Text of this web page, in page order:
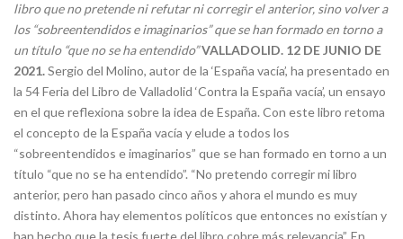
libro que no pretende ni refutar ni corregir el anterior, sino volver a
los “sobreentendidos e imaginarios” que se han formado en torno a
un título “que no se ha entendido”VALLADOLID. 12 DE JUNIO DE
2021.Sergio del Molino, autor de la ‘España vacía’, ha presentado en
la 54 Feria del Libro de Valladolid ‘Contra la España vacía’, un ensayo
en el que reflexiona sobre la idea de España. Con este libro retoma
el concepto de la España vacía y elude a todos los
“sobreentendidos e imaginarios” que se han formado en torno a un
título “que no se ha entendido”. “No pretendo corregir mi libro
anterior, pero han pasado cinco años y ahora el mundo es muy
distinto. Ahora hay elementos políticos que entonces no existían y
han hecho que la tesis fuerte del libro cobre más relevancia”. En